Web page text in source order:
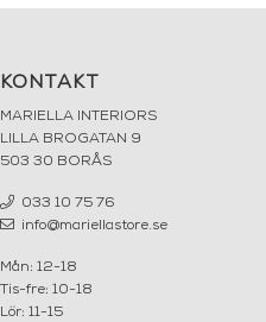
KONTAKT
MARIELLA INTERIORS
LILLA BROGATAN 9
503 30 BORÅS
033 10 75 76
info@mariellastore.se
Mån: 12-18
Tis-fre: 10-18
Lör: 11-15